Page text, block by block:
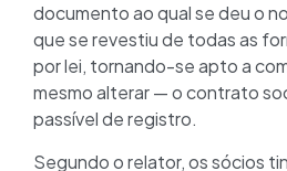
documento ao qual se deu o
que se revestiu de todas as
por lei, tornando-se apto a
mesmo alterar — o contrato
passível de registro.
Segundo o relator, os sócios